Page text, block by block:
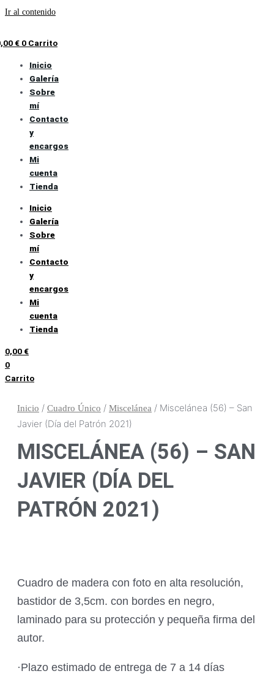
Ir al contenido
€ 0 Carrito
Inicio
Galería
Sobre
mí
Contacto
y
encargos
Mi
cuenta
Tienda
Inicio
Galería
Sobre
mí
Contacto
y
encargos
Mi
cuenta
Tienda
0,00€
0
Carrito
Inicio / Cuadro Único / Miscelánea / Miscelánea (56) – San
Javier (Día del Patrón 2021)
MISCELÁNEA (56) – SAN
JAVIER (DÍA DEL
PATRÓN 2021)
Cuadro de madera con foto en alta resolución,
bastidor de 3,5cm. con bordes en negro,
laminado para su protección y pequeña firma del
autor.
·Plazo estimado de entrega de 7 a 14 días